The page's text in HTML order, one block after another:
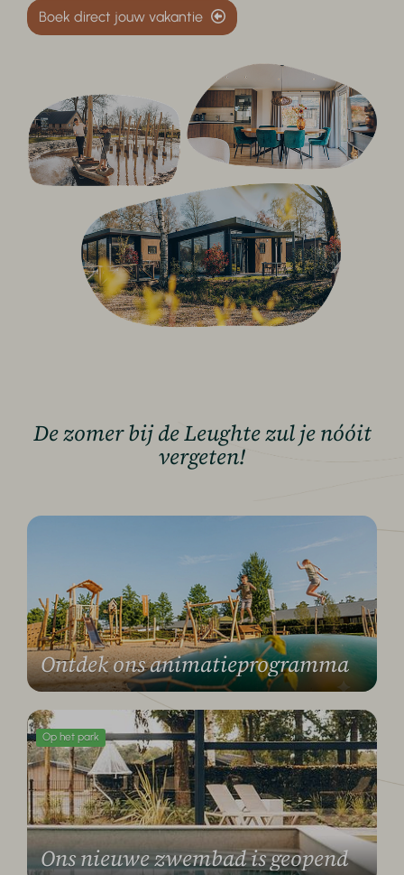
Boek direct jouw vakantie
De zomer bij de Leughte zul je nóóit
vergeten!
Ontdek ons animatieprogramma
Op het park
Ons nieuwe zwembad is geopend